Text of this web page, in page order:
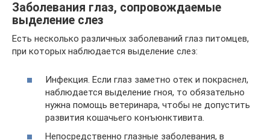
Заболевания глаз, сопровождаемые
выделение слез
Есть несколько различных заболеваний глаз питомцев,
при которых наблюдается выделение слез:
Инфекция. Если глаз заметно отек и покраснел,
наблюдается выделение гноя, то обязательно
нужна помощь ветеринара, чтобы не допустить
развития кошачьего конъюнктивита.
Непосредственно глазные заболевания, в